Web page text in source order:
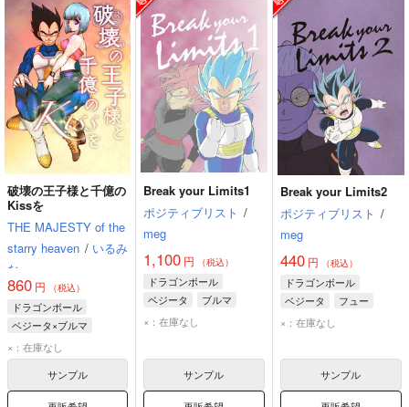
破壊の王子様と千億の
Kissを
THE MAJESTY of the
starry heaven / いるみ
な
860 円 （税込）
ドラゴンボール
ベジータ×ブルマ
ベジータ
×：在庫なし
サンプル
Break your Limits1
ポジティブリスト /
meg
1,100 円 （税込）
ドラゴンボール
ベジータ
ブルマ
ゴクウブラック
×：在庫なし
サンプル
Break your Limits2
ポジティブリスト /
meg
440円 （税込）
ドラゴンボール
ベジータ
フュー
ブルマ
×：在庫なし
サンプル